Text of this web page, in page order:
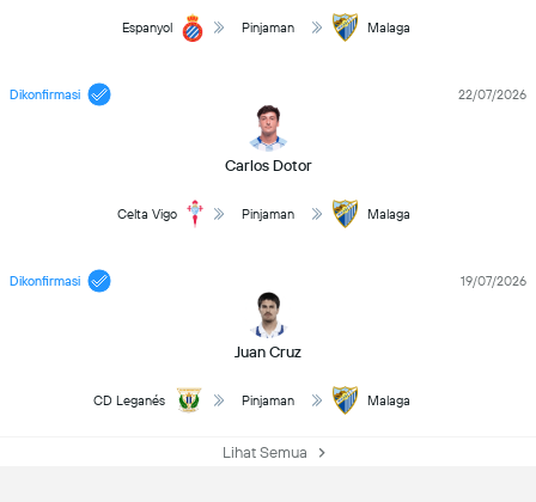
Espanyol Pinjaman Malaga
Dikonfirmasi
Carlos Dotor
22/07/2026
Celta Vigo Pinjaman Malaga
Dikonfirmasi
Juan Cruz
19/07/2026
CD Leganés Pinjaman Malaga
Lihat Semua